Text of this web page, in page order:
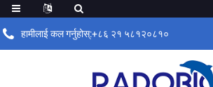
हामीलाई कल गर्नुहोस्:+८६ २१ ५८१२०८१०